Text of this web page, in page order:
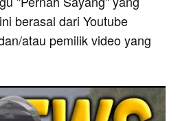
berasal dari Youtube
atau pemilik video yang